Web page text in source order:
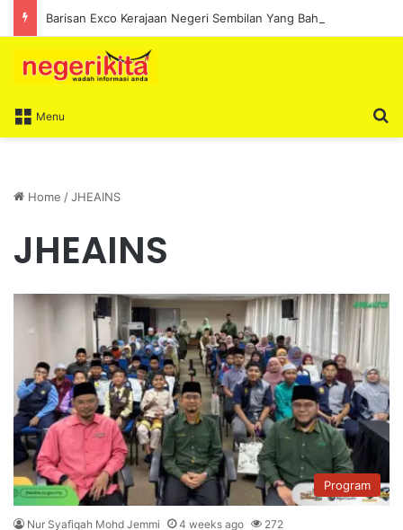
Menu
Home /JHEAINS
JHEAINS
Program
Nur Syafiqah Mohd Jemmi 4 weeks ago 272